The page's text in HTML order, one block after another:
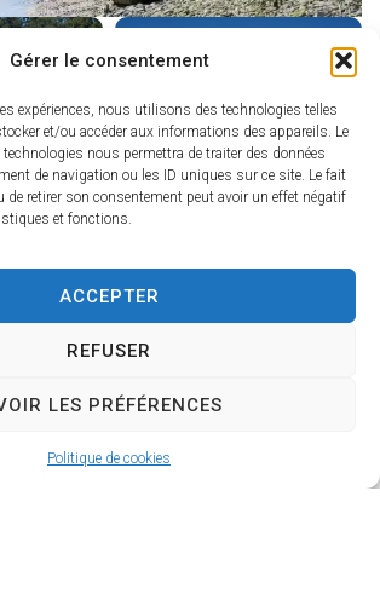
Gérer le consentement
expériences, nous utilisons des technologies telles
et/ou accéder aux informations des appareils. Le
nous permettra de traiter des données
de navigation ou les ID uniques sur ce site. Le fait
de retirer son consentement peut avoir un effet négatif
et fonctions.
ACCEPTER
REFUSER
LES PRÉFÉRENCES
Politique de cookies